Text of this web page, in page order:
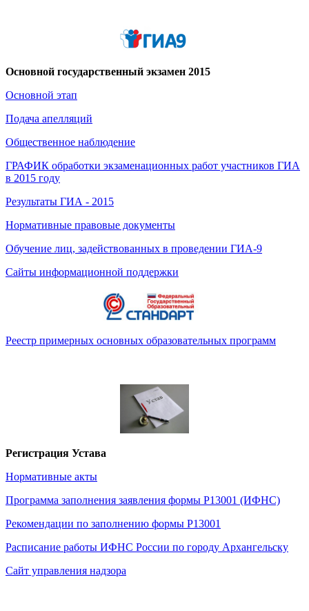
Основной государственный экзамен 2015
Основной этап
Подача апелляций
Общественное наблюдение
ГРАФИК обработки экзаменационных работ участников ГИА
в 2015 году
Результаты ГИА - 2015
Нормативные правовые документы
Обучение лиц, задействованных в проведении ГИА-9
Сайты информационной поддержки
Реестр примерных основных образовательных программ
Регистрация Устава
Нормативные акты
Программа заполнения заявления формы Р13001 (ИФНС)
Рекомендации по заполнению формы Р13001
Расписание работы ИФНС России по городу Архангельску
Сайт управления надзора